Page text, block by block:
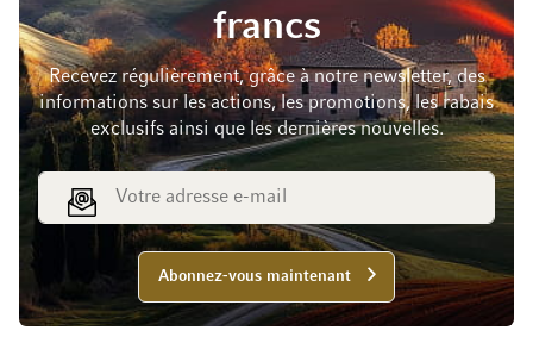
francs
Recevez régulièrement, grâce à notre newsletter, des
informations sur les actions, les promotions, les rabais
exclusifs ainsi que les dernières nouvelles.
Adresse e-mail
Abonnez-vous maintenant